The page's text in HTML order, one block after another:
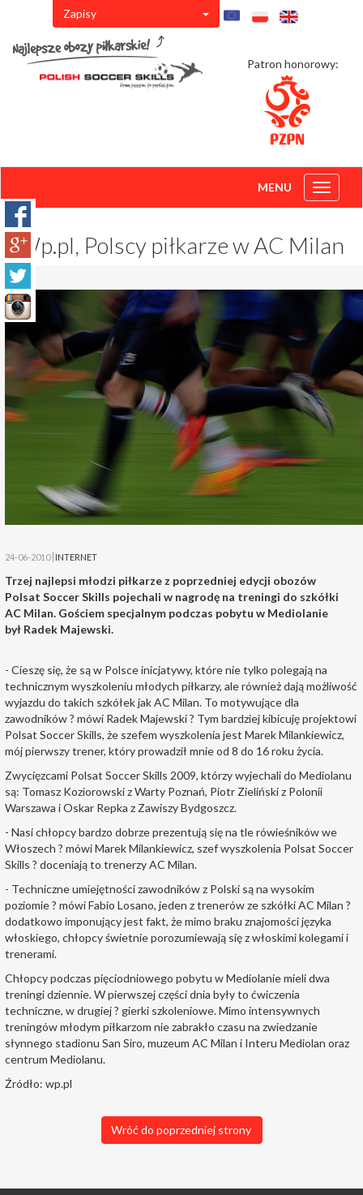
Zapisy
Patron honorowy:
Toggle
MENU
Wp.pl, Polscy piłkarze w AC Milan
24-06-2010 INTERNET
Trzej najlepsi młodzi piłkarze z poprzedniej edycji obozów
Polsat Soccer Skills pojechali w nagrodę na treningi do szkółki
AC Milan. Gościem specjalnym podczas pobytu w Mediolanie
był Radek Majewski.
- Cieszę się, że są w Polsce inicjatywy, które nie tylko polegają na
technicznym wyszkoleniu młodych piłkarzy, ale również dają możliwość
wyjazdu do takich szkółek jak AC Milan. To motywujące dla
zawodników ? mówi Radek Majewski ? Tym bardziej kibicuję projektowi
Polsat Soccer Skills, że szefem wyszkolenia jest Marek Milankiewicz,
mój pierwszy trener, który prowadził mnie od 8 do 16 roku życia.
Zwycięzcami Polsat Soccer Skills 2009, którzy wyjechali do Mediolanu
są: Tomasz Koziorowski z Warty Poznań, Piotr Zieliński z Polonii
Warszawa i Oskar Repka z Zawiszy Bydgoszcz.
- Nasi chłopcy bardzo dobrze prezentują się na tle rówieśników we
Włoszech ? mówi Marek Milankiewicz, szef wyszkolenia Polsat Soccer
Skills ? doceniają to trenerzy AC Milan.
- Techniczne umiejętności zawodników z Polski są na wysokim
poziomie ? mówi Fabio Losano, jeden z trenerów ze szkółki AC Milan ?
dodatkowo imponujący jest fakt, że mimo braku znajomości języka
włoskiego, chłopcy świetnie porozumiewają się z włoskimi kolegami i
trenerami.
Chłopcy podczas pięciodniowego pobytu w Mediolanie mieli dwa
treningi dziennie. W pierwszej części dnia były to ćwiczenia
techniczne, w drugiej ? gierki szkoleniowe. Mimo intensywnych
treningów młodym piłkarzom nie zabrakło czasu na zwiedzanie
słynnego stadionu San Siro, muzeum AC Milan i Interu Mediolan oraz
centrum Mediolanu.
Źródło: wp.pl
Wróć do poprzedniej strony